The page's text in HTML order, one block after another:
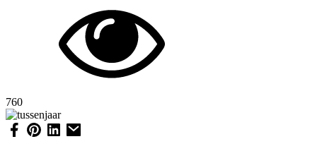
760